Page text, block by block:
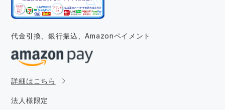
代金引換、銀行振込、Amazonペイメント
詳細はこちら
法人様限定